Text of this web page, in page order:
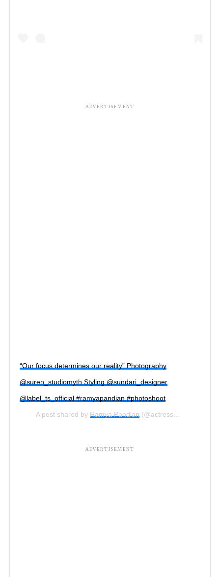
ADVERTISEMENT
“Our focus determines our reality” Photography
@suren_studiomyth Styling @sundari_designer
@label_ts_official #ramyapandian #photoshoot
A post shared by Ramya Pandian (@actress_ramyapandian) on
ADVERTISEMENT